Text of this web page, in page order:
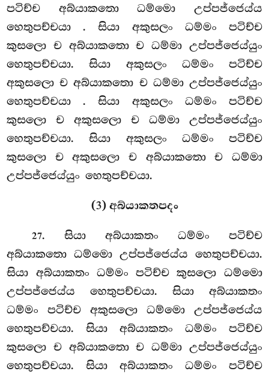
පටිච්ච අබ්යාකතො ධම්මො උප්පජ්ජෙය්ය
හෙතුපච්චයා. සියා අකුසලං ධම්මං පටිච්ච
කුසලො ච අබ්යාකතො ච ධම්මා උප්පජ්ජෙය්යුං
හෙතුපච්චයා. සියා අකුසලං ධම්මං පටිච්ච
අකුසලො ච අබ්යාකතො ච ධම්මා උප්පජ්ජෙය්යුං
හෙතුපච්චයා. සියා අකුසලං ධම්මං පටිච්ච
කුසලො ච අකුසලො ච ධම්මා උප්පජ්ජෙය්යුං
හෙතුපච්චයා. සියා අකුසලං ධම්මං පටිච්ච
කුසලො ච අකුසලො ච අබ්යාකතො ච ධම්මා
උප්පජ්ජෙය්යුං හෙතුපච්චයා.
(3) අබ්යාකතපදං
27. සියා අබ්යාකතං ධම්මං පටිච්ච
අබ්යාකතො ධම්මො උප්පජ්ජෙය්ය හෙතුපච්චයා.
සියා අබ්යාකතං ධම්මං පටිච්ච කුසලො ධම්මො
උප්පජ්ජෙය්ය හෙතුපච්චයා. සියා අබ්යාකතං
ධම්මං පටිච්ච අකුසලො ධම්මො උප්පජ්ජෙය්ය
හෙතුපච්චයා. සියා අබ්යාකතං ධම්මං පටිච්ච
කුසලො ච අබ්යාකතො ච ධම්මා උප්පජ්ජෙය්යුං
හෙතුපච්චයා. සියා අබ්යාකතං ධම්මං පටිච්ච